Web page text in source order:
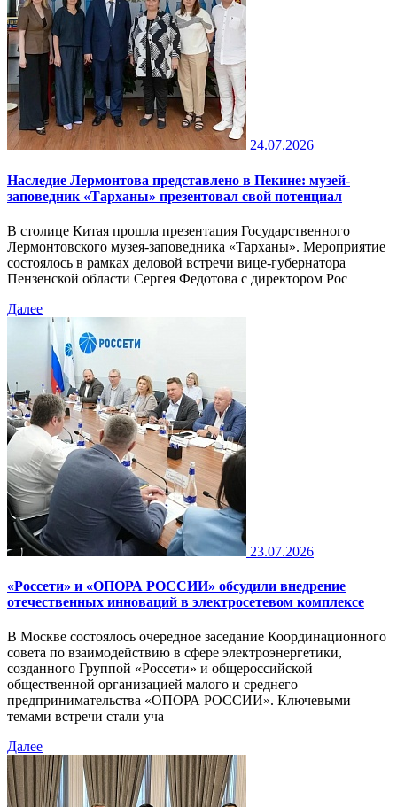
24.07.2026
Наследие Лермонтова представлено в Пекине: музей-
заповедник «Тарханы» презентовал свой потенциал
В столице Китая прошла презентация Государственного
Лермонтовского музея-заповедника «Тарханы». Мероприятие
состоялось в рамках деловой встречи вице-губернатора
Пензенской области Сергея Федотова с директором Рос
Далее
23.07.2026
«Россети» и «ОПОРА РОССИИ» обсудили внедрение
отечественных инноваций в электросетевом комплексе
В Москве состоялось очередное заседание Координационного
совета по взаимодействию в сфере электроэнергетики,
созданного Группой «Россети» и общероссийской
общественной организацией малого и среднего
предпринимательства «ОПОРА РОССИИ». Ключевыми
темами встречи стали уча
Далее